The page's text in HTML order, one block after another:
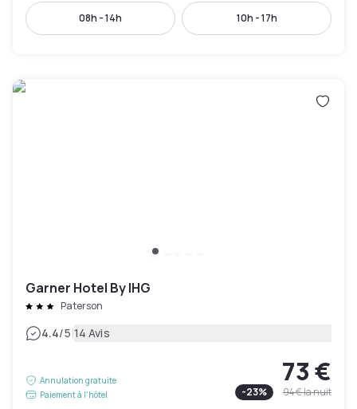
08h - 14h 10h - 17h
Garner Hotel By IHG
Paterson
4.4/5|14 Avis
Annulation gratuite
Paiement à l'hôtel
73 €
-23% 94 €la nuit